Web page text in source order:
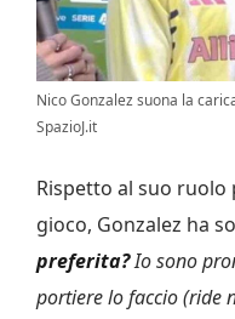
Nico Gonzalez suona la
SpazioJ.it
Rispetto al suo
gioco, Gonzalez ha
preferita?Io sono
portiere lo faccio (ride